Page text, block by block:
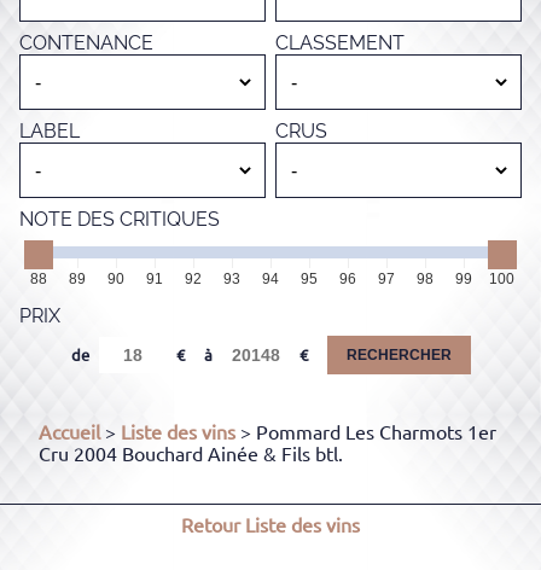
CONTENANCE CLASSEMENT
LABEL CRUS
NOTE DES CRITIQUES
88 89 90 91 92 93 94 95 96 97 98 99 100
PRIX
de à RECHERCHER
Accueil> Liste des vins > Pommard Les Charmots 1er
Cru 2004 Bouchard Ainée & Fils btl.
RetourListe des vins